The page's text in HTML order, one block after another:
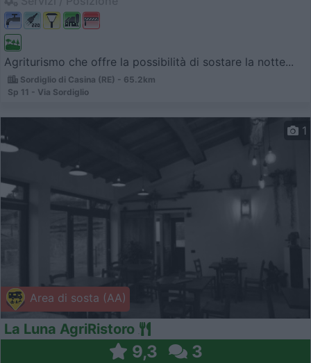
Agriturismo che offre la possibilità di sostare la notte...
Sordiglio di Casina (RE) - 65.2km
Sp 11 - Via Sordiglio
Area di sosta (AA)
1
La Luna AgriRistoro
9,3 3